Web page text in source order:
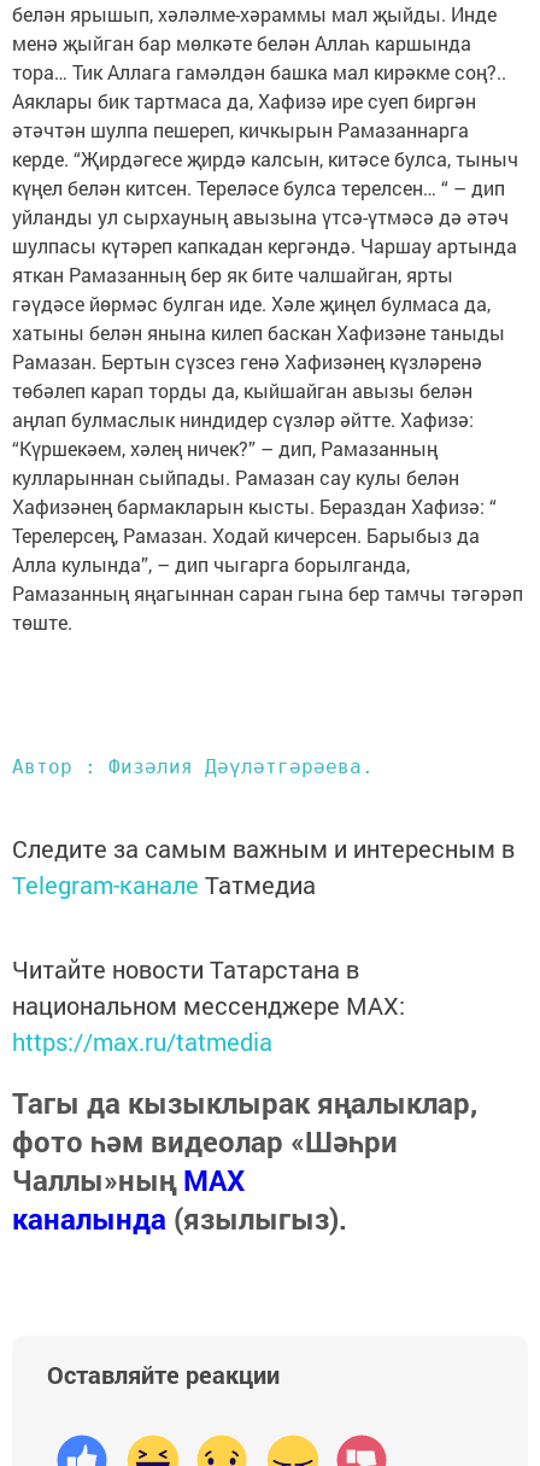
белән ярышып, хәләлме-хәраммы мал җыйды. Инде
менә җыйган бар мөлкәте белән Аллаһ каршында
тора… Тик Аллага гамәлдән башка мал кирәкме соң?..
Аяклары бик тартмаса да, Хафизә ире суеп биргән
әтәчтән шулпа пешереп, кичкырын Рамазаннарга
керде. “Җирдәгесе җирдә калсын, китәсе булса, тыныч
күңел белән китсен. Тереләсе булса терелсен… “ – дип
уйланды ул сырхауның авызына үтсә-үтмәсә дә әтәч
шулпасы күтәреп капкадан кергәндә. Чаршау артында
яткан Рамазанның бер як бите чалшайган, ярты
гәүдәсе йөрмәс булган иде. Хәле җиңел булмаса да,
хатыны белән янына килеп баскан Хафизәне таныды
Рамазан. Бертын сүзсез генә Хафизәнең күзләренә
төбәлеп карап торды да, кыйшайган авызы белән
аңлап булмаслык ниндидер сүзләр әйтте. Хафизә:
“Күршекәем, хәлең ничек?” – дип, Рамазанның
кулларыннан сыйпады. Рамазан сау кулы белән
Хафизәнең бармакларын кысты. Бераздан Хафизә: “
Терелерсең, Рамазан. Ходай кичерсен. Барыбыз да
Алла кулында”, – дип чыгарга борылганда,
Рамазанның яңагыннан саран гына бер тамчы тәгәрәп
төште.
Автор : Физәлия Дәүләтгәрәева.
Следите за самым важным и интересным в
Telegram-канале Татмедиа
Читайте новости Татарстана в
национальном мессенджере MАХ:
https://max.ru/tatmedia
Тагы да кызыклырак яңалыклар,
фото һәм видеолар «Шәһри
Чаллы»ныңMAX
каналында (язылыгыз).
Оставляйте реакции